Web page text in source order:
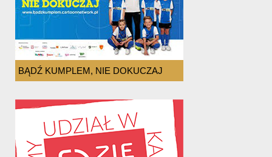
BĄDŹ KUMPLEM, NIE DOKUCZAJ